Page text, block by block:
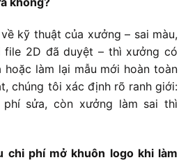
kỹ thuật của xưởng – sai màu,
file 2D đã duyệt – thì xưởng có
hoặc làm lại mẫu mới hoàn toàn
chúng tôi xác định rõ ranh giới:
sửa, còn xưởng làm sai thì
chi phí mở khuôn logo khi làm